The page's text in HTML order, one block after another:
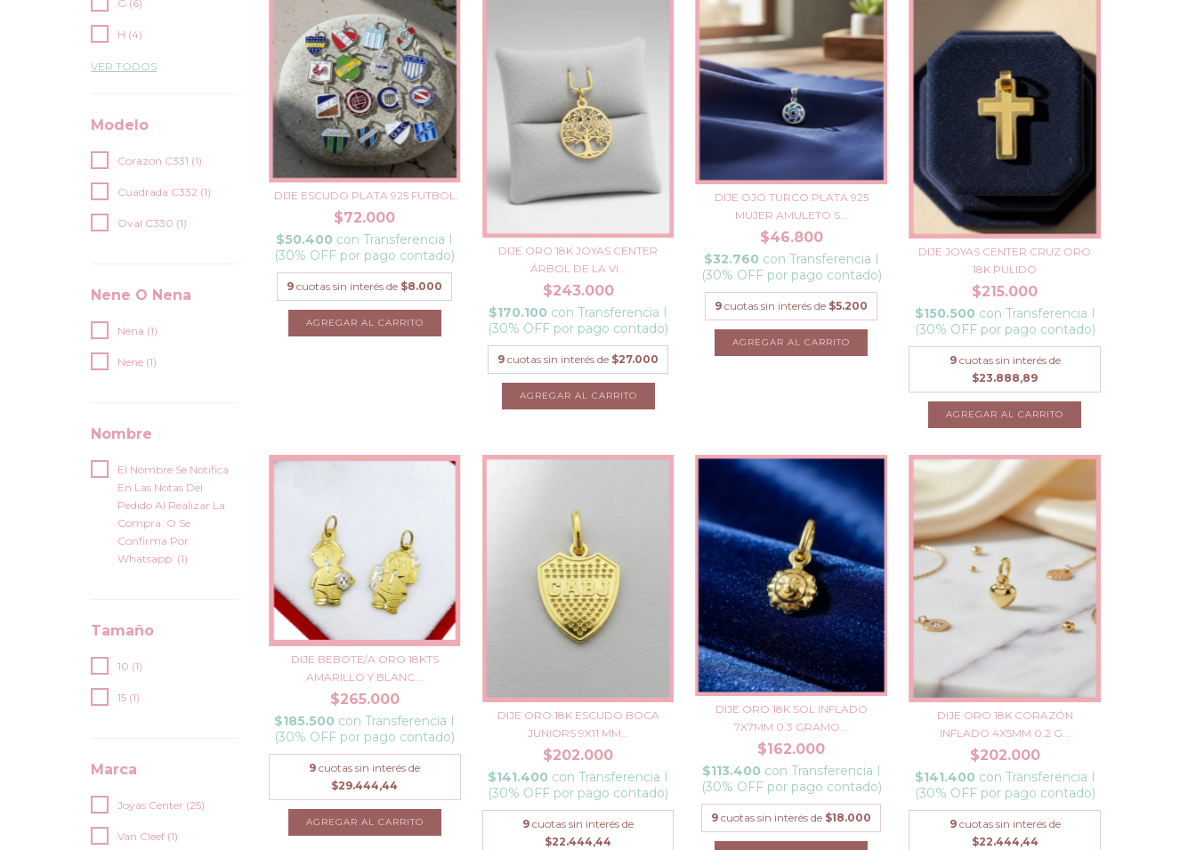
G (6)
H (4)
VER TODOS
Modelo
Corazon C331 (1)
Cuadrada C332 (1)
Oval C330 (1)
Nene O Nena
Nena (1)
Nene (1)
Nombre
El Nombre Se Notifica
En Las Notas Del
Pedido Al Realizar La
Compra. O Se
Confirma Por
Whatsapp. (1)
Tamaño
10 (1)
15 (1)
Marca
Joyas Center (25)
Van Cleef (1)
DIJE ESCUDO PLATA 925 FUTBOL
$72.000
$50.400 con Transferencia I
(30% OFF por pago contado)
9 cuotas sin interés de $8.000
AGREGAR AL CARRITO
DIJE ORO 18K JOYAS CENTER
ÁRBOL DE LA VI...
$243.000
$170.100 con Transferencia I
(30% OFF por pago contado)
9 cuotas sin interés de $27.000
DIJE OJO TURCO PLATA 925
MUJER AMULETO S...
$46.800
$32.760 con Transferencia I
(30% OFF por pago contado)
9 cuotas sin interés de $5.200
DIJE JOYAS CENTER CRUZ ORO
18K PULIDO
$215.000
$150.500 con Transferencia I
(30% OFF por pago contado)
9 cuotas sin interés de
$23.888,89
DIJE BEBOTE/A ORO 18KTS
AMARILLO Y BLANC...
$265.000
$185.500 con Transferencia I
(30% OFF por pago contado)
9 cuotas sin interés de
$29.444,44
DIJE ORO 18K ESCUDO BOCA
JUNIORS 9X11 MM...
$202.000
$141.400 con Transferencia I
(30% OFF por pago contado)
9 cuotas sin interés de
$22.444,44
DIJE ORO 18K SOL INFLADO
7X7MM 0.3 GRAMO...
$162.000
$113.400 con Transferencia I
(30% OFF por pago contado)
9 cuotas sin interés de $18.000
DIJE ORO 18K CORAZÓN
INFLADO 4X5MM 0.2 G...
$202.000
$141.400 con Transferencia I
(30% OFF por pago contado)
9 cuotas sin interés de
$22.444,44